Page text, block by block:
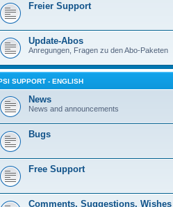
Freier Support
Update-Abos
Anregungen, Fragen zu den Abo-Paketen
SUPPORT - ENGLISH
News
News and announcements
Bugs
Free Support
Comments, Suggestions, Wishes